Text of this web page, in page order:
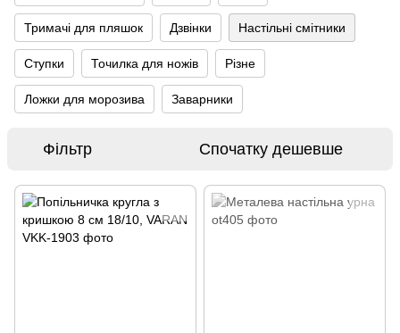
Тримачі для пляшок Дзвінки Настільні смітники
Ступки Точилка для ножів Різне
Ложки для морозива Заварники
Фільтр Спочатку дешевше